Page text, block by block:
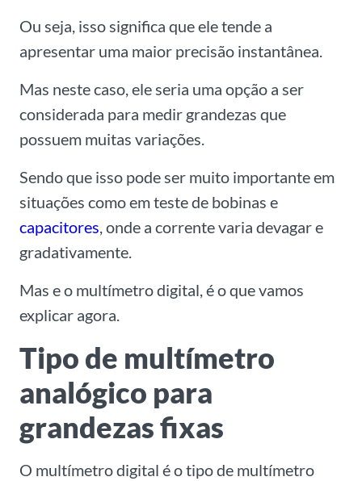
Ou seja, isso significa que ele tende a
apresentar uma maior precisão instantânea.
Mas neste caso, ele seria uma opção a ser
considerada para medir grandezas que
possuem muitas variações.
Sendo que isso pode ser muito importante em
situações como em teste de bobinas e
capacitores, onde a corrente varia devagar e
gradativamente.
Mas e o multímetro digital, é o que vamos
explicar agora.
Tipo de multímetro
analógico para
grandezas fixas
O multímetro digital é o tipo de multímetro